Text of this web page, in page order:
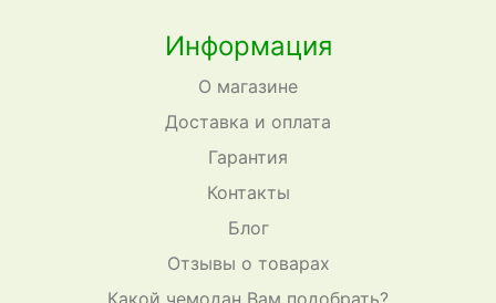
Информация
О магазине
Доставка и оплата
Гарантия
Контакты
Блог
Отзывы о товарах